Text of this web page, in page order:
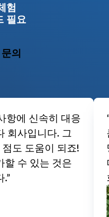
험
필요
의
항에 신속히 대응
회사입니다. 그
도 도움이 되죠!
할 수 있는 것은